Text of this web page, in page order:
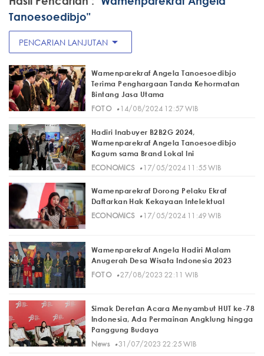
Tanoesoedibjo"
PENCARIAN LANJUTAN arrow_drop_down
Wamenparekraf Angela Tanoesoedibjo
Terima Penghargaan Tanda Kehormatan
Bintang Jasa Utama
FOTO· 14/08/2024 12:57 WIB
Hadiri Inabuyer B2B2G 2024,
Wamenparekraf Angela Tanoesoedibjo
Kagum sama Brand Lokal Ini
ECONOMICS· 17/05/2024 11:55 WIB
Wamenparekraf Dorong Pelaku Ekraf
Daftarkan Hak Kekayaan Intelektual
ECONOMICS· 17/05/2024 11:49 WIB
Wamenparekraf Angela Hadiri Malam
Anugerah Desa Wisata Indonesia 2023
FOTO· 27/08/2023 22:11 WIB
Simak Deretan Acara Menyambut HUT ke-78
Indonesia, Ada Permainan Angklung hingga
Panggung Budaya
News· 31/07/2023 22:25 WIB